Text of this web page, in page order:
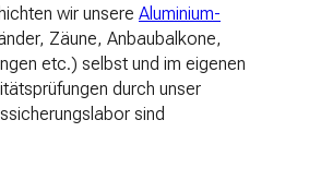
wir unsere Aluminium-
Zäune, Anbaubalkone,
etc.) selbst und im eigenen
durch unser
sind